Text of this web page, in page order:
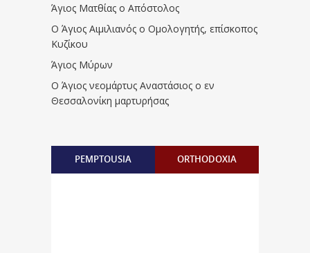
Άγιος Ματθίας ο Απόστολος
Ο Άγιος Αιμιλιανός ο Ομολογητής, επίσκοπος
Κυζίκου
Άγιος Μύρων
Ο Άγιος νεομάρτυς Αναστάσιος ο εν
Θεσσαλονίκη μαρτυρήσας
PEMPTOUSIA ORTHODOXIA